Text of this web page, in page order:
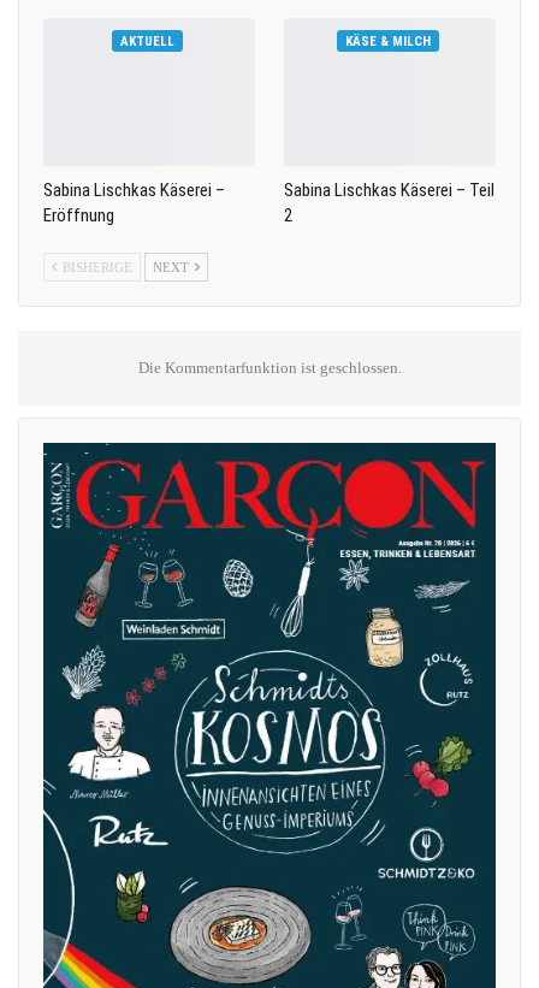
AKTUELL
Sabina Lischkas Käserei –
Eröffnung
KÄSE & MILCH
Sabina Lischkas Käserei – Teil
2
BISHERIGE NEXT
Die Kommentarfunktion ist geschlossen.